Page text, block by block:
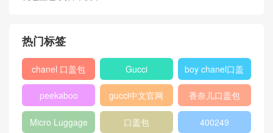
热门标签
chanel 口盖包 Gucci
boy chanel口盖
包
peekaboo gucci中文官网
香奈儿口盖包
2018
Micro Luggage 口盖包 400249